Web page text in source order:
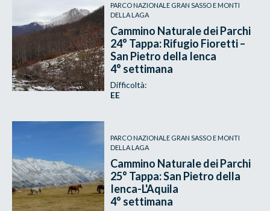
PARCO NAZIONALE GRAN SASSO E MONTI
DELLA LAGA
Cammino Naturale dei Parchi
24° Tappa: Rifugio Fioretti –
San Pietro della Ienca
4° settimana
Difficoltà:
EE
PARCO NAZIONALE GRAN SASSO E MONTI
DELLA LAGA
Cammino Naturale dei Parchi
25° Tappa: San Pietro della
Ienca-L'Aquila
4° settimana